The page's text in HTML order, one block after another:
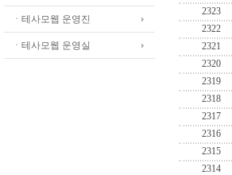
ㆍ테사모웹 운영진
ㆍ테사모웹 운영실
2323
2322
2321
2320
2319
2318
2317
2316
2315
2314